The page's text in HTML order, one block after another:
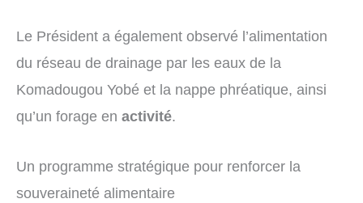
Le Président a également observé l’alimentation
du réseau de drainage par les eaux de la
Komadougou Yobé et la nappe phréatique, ainsi
qu’un forage en activité.
Un programme stratégique pour renforcer la
souveraineté alimentaire